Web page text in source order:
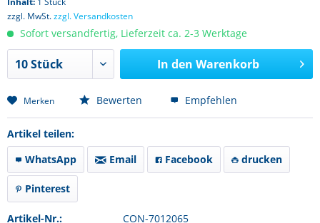
zzgl. MwSt.zzgl. Versandkosten
Sofort versandfertig, Lieferzeit ca. 2-3 Werktage
In den Warenkorb
Merken Bewerten Empfehlen
Artikel teilen:
WhatsApp
Email Facebook drucken
Pinterest
Artikel-Nr.: CON-7012065